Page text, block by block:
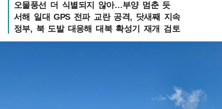
오물풍선 더 식별되지 않아…부양 멈춘 듯
서해 일대 GPS 전파 교란 공격, 닷새째 지속
정부, 북 도발 대응해 대북 확성기 재개 검토